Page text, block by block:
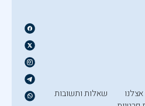
שאלות ותשובות